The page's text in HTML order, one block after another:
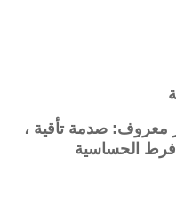
معروف: صدمة تأقية ،
فرط الحساسية